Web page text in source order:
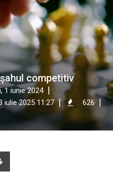
competitiv
1 iunie 2024
iulie 2025 11:27
626